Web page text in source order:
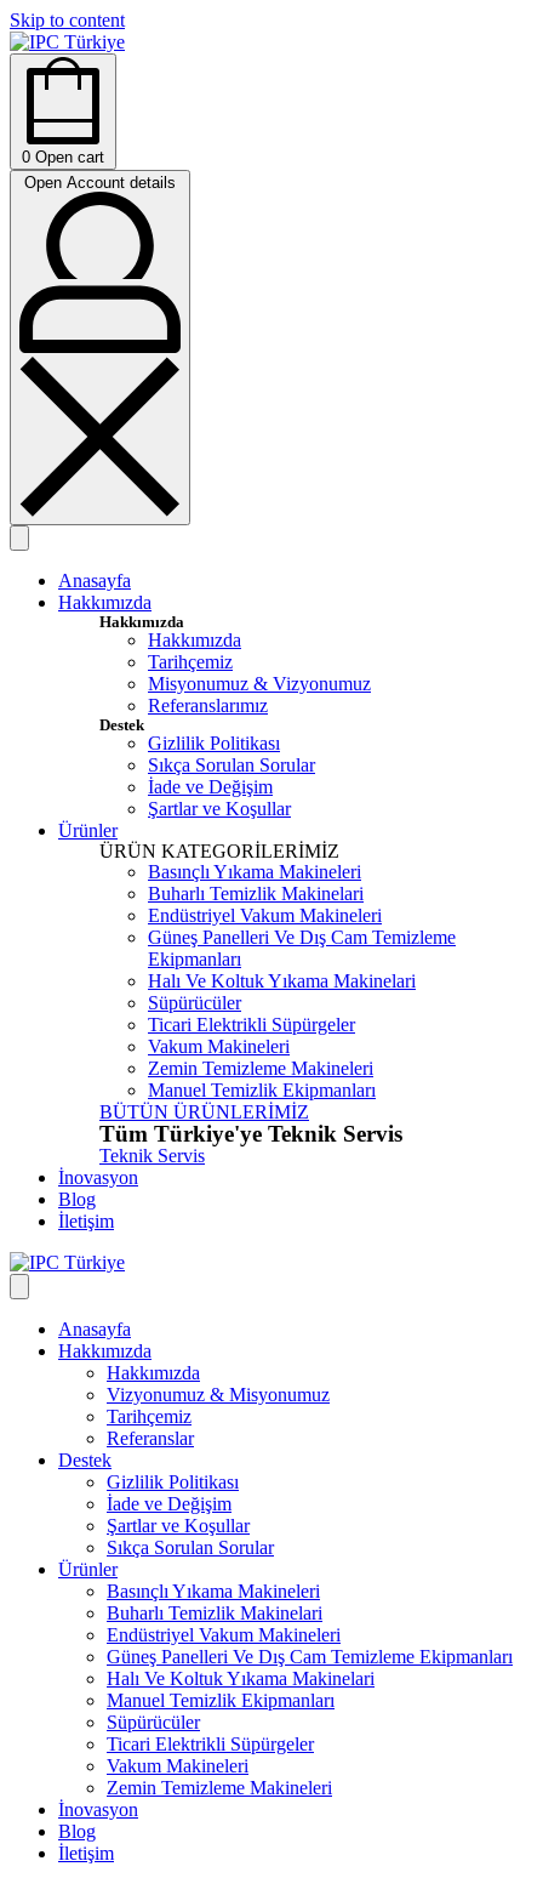
Skip to content
0 Open cart
Open Account details
Anasayfa
Hakkımızda
Hakkımızda
Hakkımızda
Tarihçemiz
Misyonumuz & Vizyonumuz
Referanslarımız
Destek
Gizlilik Politikası
Sıkça Sorulan Sorular
İade ve Değişim
Şartlar ve Koşullar
Ürünler
ÜRÜN KATEGORİLERİMİZ
Basınçlı Yıkama Makineleri
Buharlı Temizlik Makinelari
Endüstriyel Vakum Makineleri
Güneş Panelleri Ve Dış Cam Temizleme
Ekipmanları
Halı Ve Koltuk Yıkama Makinelari
Süpürücüler
Ticari Elektrikli Süpürgeler
Vakum Makineleri
Zemin Temizleme Makineleri
Manuel Temizlik Ekipmanları
BÜTÜN ÜRÜNLERİMİZ
Tüm Türkiye'ye Teknik Servis
Teknik Servis
İnovasyon
Blog
İletişim
Anasayfa
Hakkımızda
Hakkımızda
Vizyonumuz & Misyonumuz
Tarihçemiz
Referanslar
Destek
Gizlilik Politikası
İade ve Değişim
Şartlar ve Koşullar
Sıkça Sorulan Sorular
Ürünler
Basınçlı Yıkama Makineleri
Buharlı Temizlik Makinelari
Endüstriyel Vakum Makineleri
Güneş Panelleri Ve Dış Cam Temizleme Ekipmanları
Halı Ve Koltuk Yıkama Makinelari
Manuel Temizlik Ekipmanları
Süpürücüler
Ticari Elektrikli Süpürgeler
Vakum Makineleri
Zemin Temizleme Makineleri
İnovasyon
Blog
İletişim